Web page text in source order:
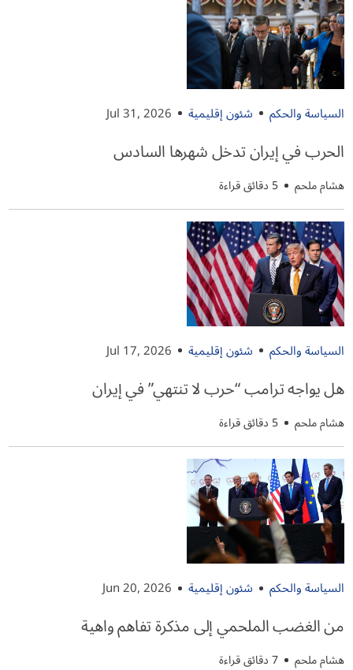
السياسة والحكم شئون إقليمية Jul 31, 2026
الحرب في إيران تدخل شهرها السادس
هشام ملحم 5 دقائق قراءة
السياسة والحكم شئون إقليمية Jul 17, 2026
هل يواجه ترامب “حرب لا تنتهي” في إيران
هشام ملحم 5 دقائق قراءة
السياسة والحكم شئون إقليمية Jun 20, 2026
من الغضب الملحمي إلى مذكرة تفاهم واهية
هشام ملحم 7 دقائق قراءة